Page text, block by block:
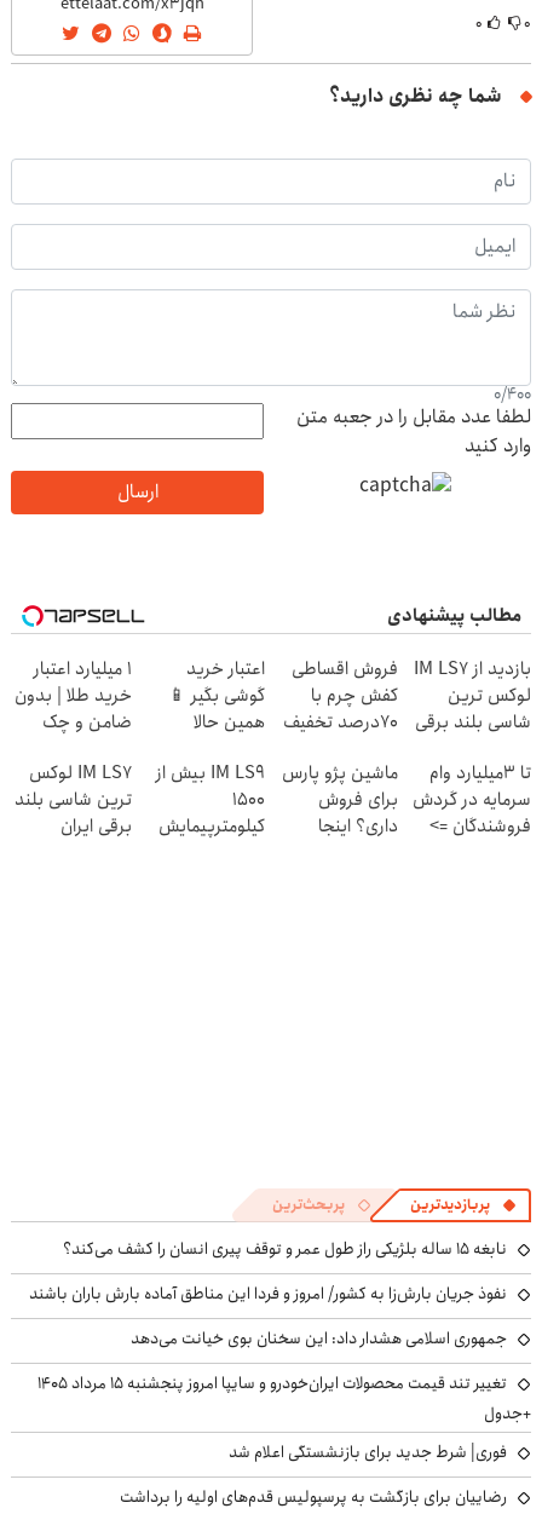
۰ ۰
شما چه نظری دارید؟
0/400
لطفا عدد مقابل را در جعبه متن
وارد کنید
ارسال
مطالب پیشنهادی
بازدید از IM LS7
لوکس ترین
شاسی بلند برقی
انقلاب
فروش اقساطی
کفش چرم با
70درصد تخفیف
اعتبار خرید
گوشی بگیر 📱
همین حالا
بده 🎯
۱ میلیارد اعتبار
خرید طلا | بدون
ضامن و چک
تا 3میلیارد وام
سرمایه در گردش
فروشندگان =>
ماشین پژو پارس
برای فروش
داری؟ اینجا
IM LS9 بیش از
1500
کیلومترپیمایش
IM LS7 لوکس
ترین شاسی بلند
برقی ایران
پربازدیدترین پربحث‌ترین
نابغه ۱۵ ساله بلژیکی راز طول عمر و توقف پیری انسان را کشف می‌کند؟
نفوذ جریان بارش‌زا به کشور/ امروز و فردا این مناطق آماده بارش باران باشند
جمهوری اسلامی هشدار داد: این سخنان بوی خیانت می‌دهد
تغییر تند قیمت محصولات ایران‌خودرو و سایپا امروز پنجشنبه ۱۵ مرداد ۱۴۰۵
+جدول
فوری| شرط جدید برای بازنشستگی اعلام شد
رضاییان برای بازگشت به پرسپولیس قدم‌های اولیه را برداشت